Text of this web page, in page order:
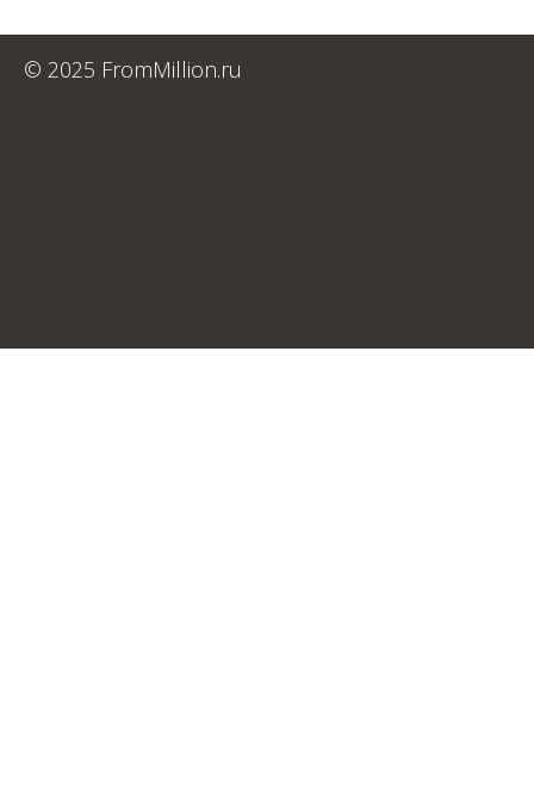
© 2025 FromMillion.ru